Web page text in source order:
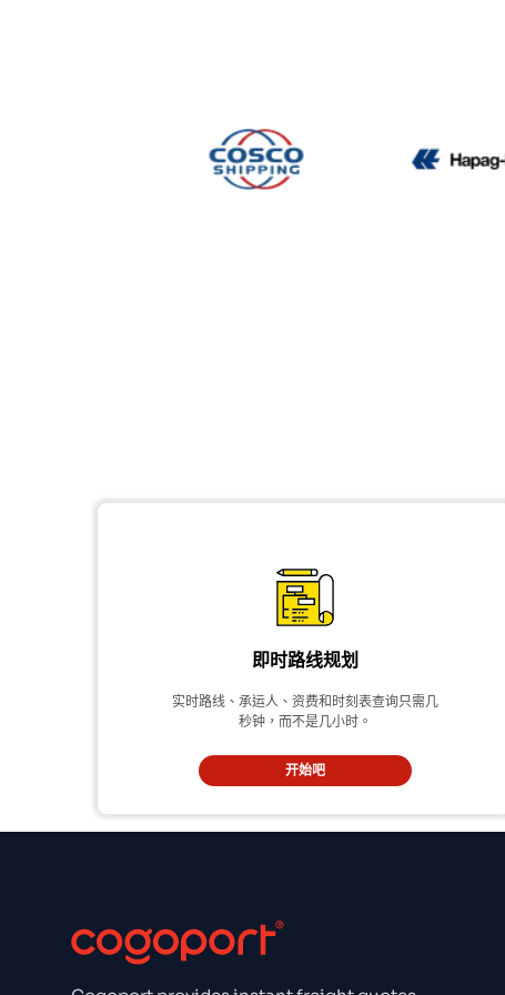
即时路线规划
实时路线、承运人、资费和时刻表查询只需几
秒钟，而不是几小时。
开始吧